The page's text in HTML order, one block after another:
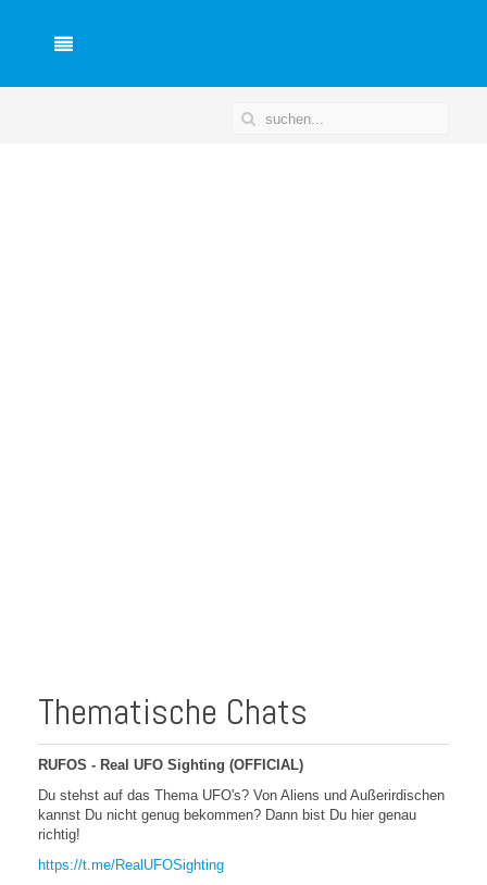
Thematische Chats
RUFOS - Real UFO Sighting (OFFICIAL)
Du stehst auf das Thema UFO's? Von Aliens und Außerirdischen
kannst Du nicht genug bekommen? Dann bist Du hier genau
richtig!
https://t.me/RealUFOSighting